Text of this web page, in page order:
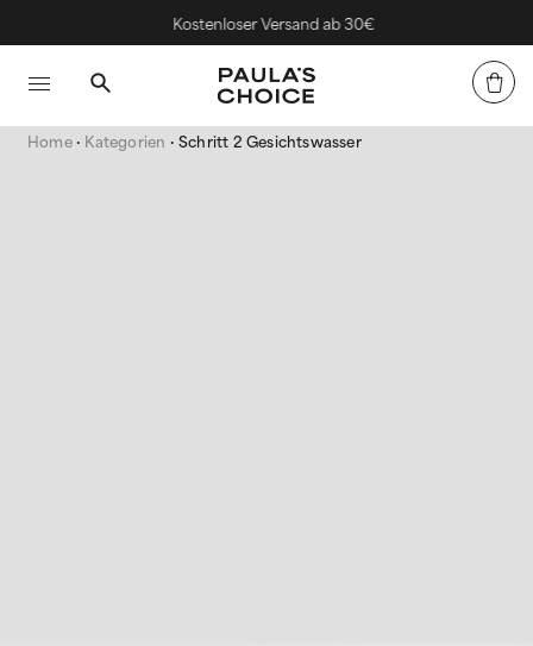
Kostenloser Versand ab 30€
Home Kategorien Schritt 2 Gesichtswasser